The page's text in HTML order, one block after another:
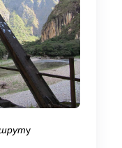
у